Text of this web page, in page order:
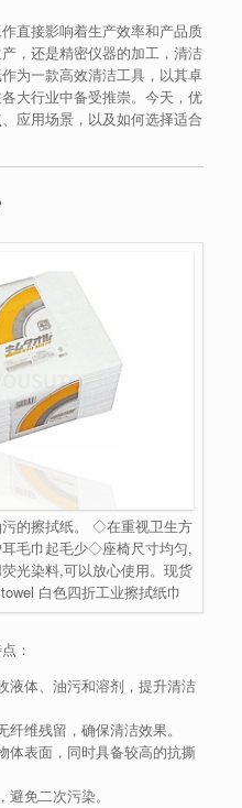
直接影响着生产效率和产品质
，还是精密仪器的加工，清洁
为一款高效清洁工具，以其卓
大行业中备受推崇。今天，优
应用场景，以及如何选择适合
的擦拭纸。 ◇在重视卫生方
毛巾起毛少◇座椅尺寸均匀,
光染料,可以放心使用。现货
白色四折工业擦拭纸巾
：
液体、油污和溶剂，提升清洁
维残留，确保清洁效果。
体表面，同时具备较高的抗撕
免二次污染。